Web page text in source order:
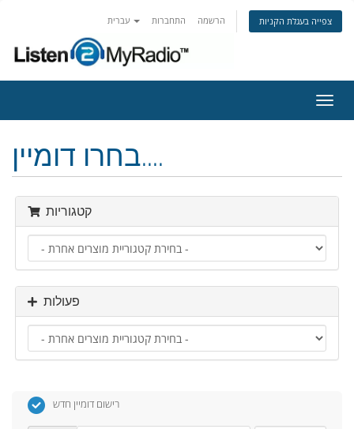
התחברות הרשמה צפייה בעגלת הקניות
ניווט
בחרו דומיין....
קטגוריות
פעולות
רישום דומיין חדש